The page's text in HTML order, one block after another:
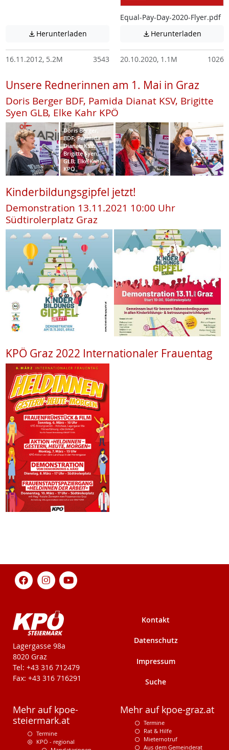
 Herunterladen Achtung: Diese Datei enthält unter
16.11.2012, 5.2M 3543
Equal-Pay-Day-2020-Flyer.pdf
 Herunterladen
20.10.2020, 1.1M 1026
Unsere Rednerinnen am 1. Mai in Graz
Doris Berger BDF, Pamida Dianat KSV, Brigitte
Syen GLB, Elke Kahr KPÖ
Doris Berger,
BDF; Parmida
Dianat, KSV;
Brigitte Syen,
GLB; Elke Kahr,
KPÖ
Kinderbildungsgipfel jetzt!
Demonstration 13.11.2021 10:00 Uhr
Südtirolerplatz Graz
KPÖ Graz 2022 Internationaler Frauentag
KPÖ-Steiermark
Lagergasse 98a
8020 Graz
Tel: +43 316 712479
Fax: +43 316 716291
Kontakt
Datenschutz
Impressum
Suche
Mehr auf kpoe-
steiermark.at
Termine
KPÖ - regional
Mehr auf kpoe-graz.at
Termine
Rat & Hilfe
Mieternotruf
Aus dem Gemeinderat